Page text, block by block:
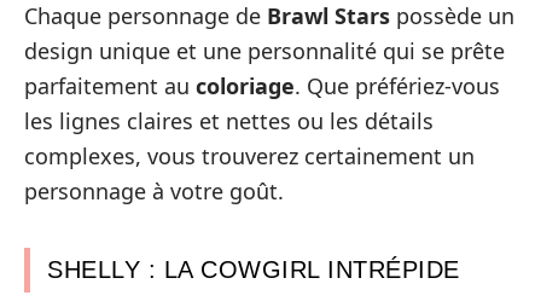
Chaque personnage de Brawl Stars possède un
design unique et une personnalité qui se prête
parfaitement au coloriage. Que préfériez-vous
les lignes claires et nettes ou les détails
complexes, vous trouverez certainement un
personnage à votre goût.
SHELLY : LA COWGIRL INTRÉPIDE